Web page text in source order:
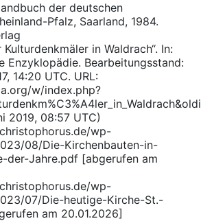
der deutschen
Pfalz, Saarland, 1984.
in Waldrach“. In:
Enzyklopädie. Bearbeitungsstand:
14:20 UTC. URL:
w/index.php?
2019, 08:57 UTC)
wp-
08/Die-Kirchenbauten-in-
der-Jahre.pdf [abgerufen am
wp-
07/Die-heutige-Kirche-St.-
am 20.01.2026]